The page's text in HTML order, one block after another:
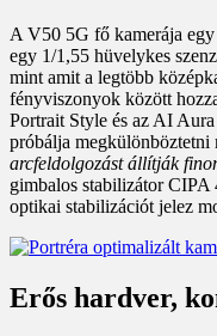
A V50 5G fő kamerája
egy 1/1,55 hüvelykes
mint amit a legtöbb
fényviszonyok között
Portrait Style és az AI
próbálja megkülönböztetni
arcfeldolgozást állítják
gimbalos stabilizátor
optikai stabilizációt jelez
Erős hardver,